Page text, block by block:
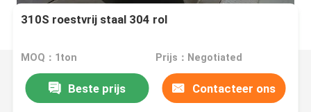
310S roestvrij staal 304 rol
MOQ：1ton Prijs：Negotiated
Beste prijs Contacteer ons